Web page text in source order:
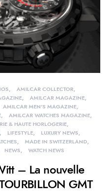
AMILCAR COLLECTOR
AMILCAR MAGAZINE
AMILCAR MEN'S MAGAZINE
AMILCAR WATCHES MAGAZINE
& HAUTE HORLOGERIE
LIFESTYLE
LUXURY NEWS
MADE IN SWITZERLAND
NEWS WATCH NEWS
– La nouvelle
GMT